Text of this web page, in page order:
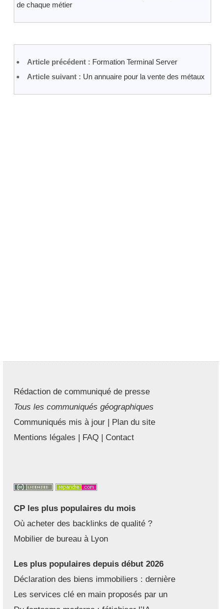
de chaque métier
Article précédent : Formation Terminal Server
Article suivant : Un annuaire pour la vente des métaux
Rédaction de communiqué de presse
Tous les communiqués géographiques
Communiqués mis à jour | Plan du site
Mentions légales | FAQ | Contact
CP les plus populaires du mois
Où acheter des backlinks de qualité ?
Mobilier de bureau à Lyon
Les plus populaires depuis début 2026
Déclaration des biens immobiliers : dernière
Les services clé en main proposés par un